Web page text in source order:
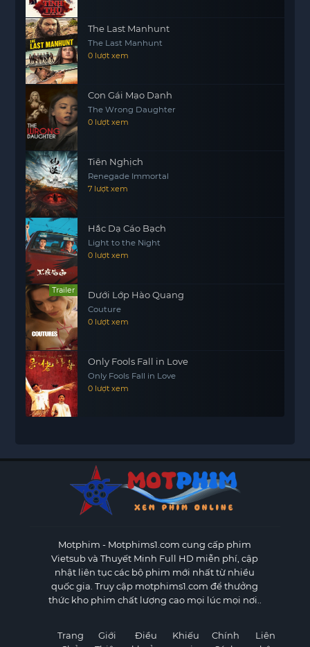
The Last Manhunt
The Last Manhunt
0 lượt xem
Con Gái Mạo Danh
The Wrong Daughter
0 lượt xem
Tiên Nghịch
Renegade Immortal
7 lượt xem
Hắc Dạ Cáo Bạch
Light to the Night
0 lượt xem
Trailer Dưới Lớp Hào Quang
Couture
0 lượt xem
Only Fools Fall in Love
Only Fools Fall in Love
0 lượt xem
Motphim - Motphims1.com cung cấp phim
Vietsub và Thuyết Minh Full HD miễn phí, cập
nhật liên tục các bộ phim mới nhất từ nhiều
quốc gia. Truy cập motphims1.com để thưởng
thức kho phim chất lượng cao mọi lúc mọi nơi..
Trang
Giới
Điều
Khiếu
Chính
Liên